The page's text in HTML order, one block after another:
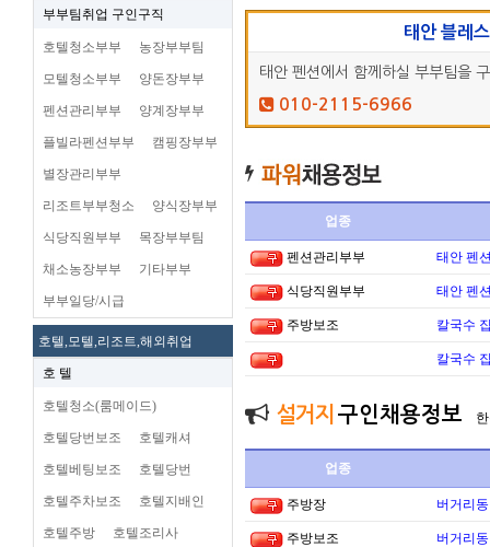
부부팀취업 구인구직
호텔청소부부 농장부부팀
모텔청소부부 양돈장부부
펜션관리부부 양계장부부
플빌라펜션부부 캠핑장부부
별장관리부부
리조트부부청소 양식장부부
식당직원부부 목장부부팀
채소농장부부 기타부부
부부일당/시급
호텔,모텔,리조트,해외취업
호 텔
호텔청소(룸메이드)
호텔당번보조 호텔캐셔
호텔베팅보조 호텔당번
호텔주차보조 호텔지배인
호텔주방 호텔조리사
태안 블레
태안 펜션에서 함께하실 부부팀을
010-2115-6966
업종
펜션관리부부 태안 펜
식당직원부부 태안 펜
주방보조 칼국수
칼국수
설거지 구인채용정보
업종
주방장 버거리
주방보조 버거리